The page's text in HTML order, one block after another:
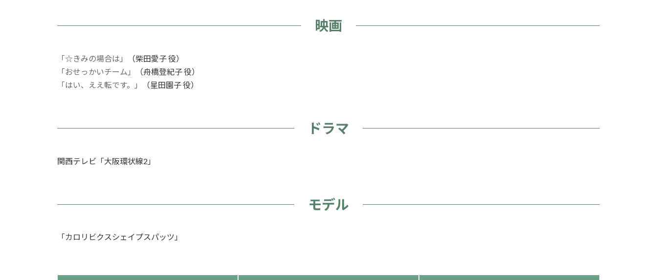
映画
「☆きみの場合は」
（柴田愛子 役）
「おせっかいチーム」
（舟橋登紀子 役）
「はい、ええ転です。」
（星田園子 役）
ドラマ
関西テレビ「大阪環状線2」
モデル
「カロリビクスシェイプスパッツ」